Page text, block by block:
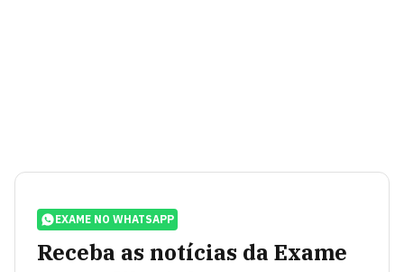
EXAME NO WHATSAPP
Receba as notícias da Exame